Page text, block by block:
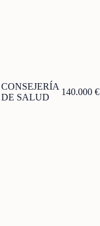
CONSEJERÍA
DE SALUD
140.000 €